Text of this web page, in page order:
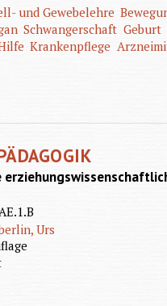
und Gewebelehre
Schwangerschaft Geburt
Krankenpflege
Urs